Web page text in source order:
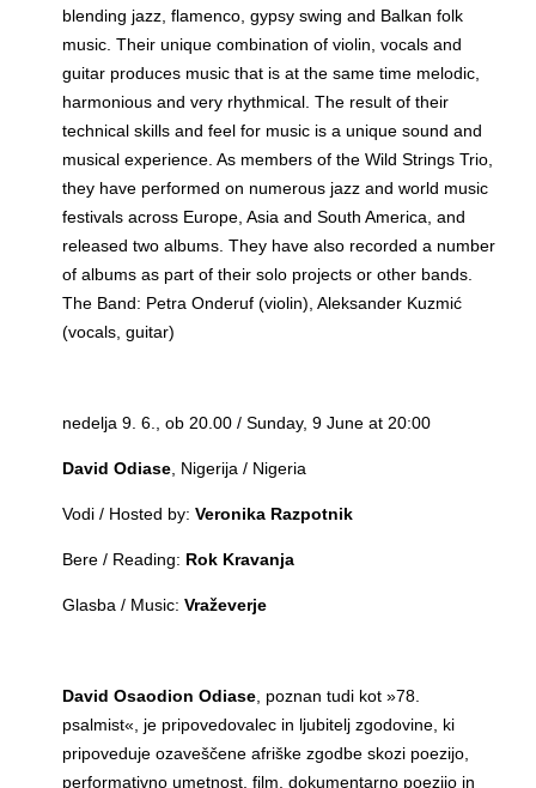
blending jazz, flamenco, gypsy swing and Balkan folk
music. Their unique combination of violin, vocals and
guitar produces music that is at the same time melodic,
harmonious and very rhythmical. The result of their
technical skills and feel for music is a unique sound and
musical experience. As members of the Wild Strings Trio,
they have performed on numerous jazz and world music
festivals across Europe, Asia and South America, and
released two albums. They have also recorded a number
of albums as part of their solo projects or other bands.
The Band: Petra Onderuf (violin), Aleksander Kuzmić
(vocals, guitar)
nedelja 9. 6., ob 20.00 / Sunday, 9 June at 20:00
David Odiase , Nigerija / Nigeria
Vodi / Hosted by:Veronika Razpotnik
Bere / Reading: Rok Kravanja
Glasba / Music:Vraževerje
David Osaodion Odiase , poznan tudi kot »78.
psalmist«, je pripovedovalec in ljubitelj zgodovine, ki
pripoveduje ozaveščene afriške zgodbe skozi poezijo,
performativno umetnost, film, dokumentarno poezijo in